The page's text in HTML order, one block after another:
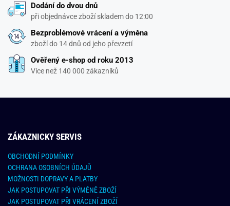
Dodání do dvou dnů
při objednávce zboží skladem do 12:00
Bezproblémové vrácení a výměna
zboží do 14 dnů od jeho převzetí
Ověřený e-shop od roku 2013
Více než 140 000 zákazníků
ZÁKAZNICKY SERVIS
OBCHODNÍ PODMÍNKY
OCHRANA OSOBNÍCH ÚDAJŮ
MOŽNOSTI DOPRAVY A PLATBY
JAK POSTUPOVAT PŘI VÝMĚNĚ ZBOŽÍ
JAK POSTUPOVAT PŘI VRÁCENÍ ZBOŽÍ